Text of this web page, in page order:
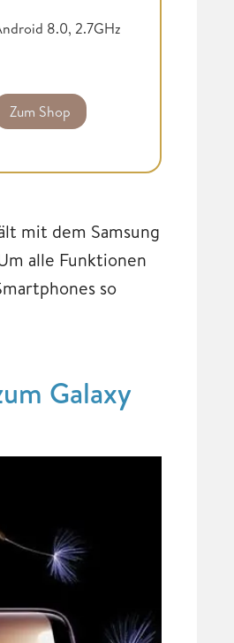
8.0, 2.7GHz
Zum Shop
mit dem Samsung
alle Funktionen
so
Galaxy